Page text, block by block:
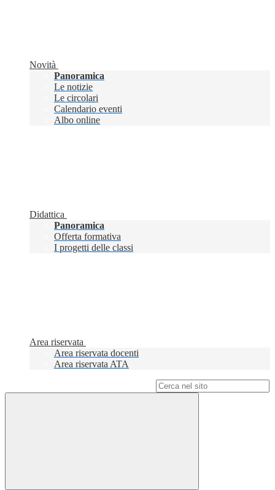
Novità
Panoramica
Le notizie
Le circolari
Calendario eventi
Albo online
Didattica
Panoramica
Offerta formativa
I progetti delle classi
Area riservata
Area riservata docenti
Area riservata ATA